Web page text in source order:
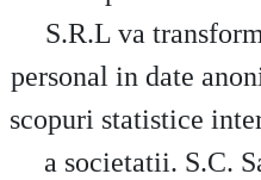
S.R.L va
personal in date
scopuri statistice
a societatii. S.C.